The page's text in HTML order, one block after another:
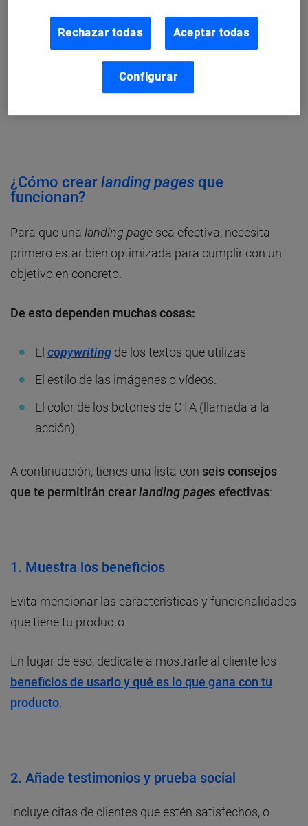
distracciones ni elementos innecesarios, así que
mantienen al usuario centrado en el contenido.
En otras palabras, si quieres generar ventas, las
¿Cómo crear landing pages que
funcionan?
Para que una landing page sea efectiva, necesita
primero estar bien optimizada para cumplir con un
objetivo en concreto.
De esto dependen muchas cosas:
El copywriting de los textos que utilizas
El estilo de las imágenes o vídeos.
El color de los botones de CTA (llamada a la
acción).
A continuación, tienes una lista con seis consejos
que te permitirán crearlanding pagesefectivas:
1. Muestra los beneficios
Evita mencionar las características y funcionalidades
que tiene tu producto.
En lugar de eso, dedícate a mostrarle al cliente los
beneficios de usarlo y qué es lo que gana con tu
producto
2. Añade testimonios y prueba social
Incluye citas de clientes que estén satisfechos, o
Rechazar todas Aceptar todas
Configurar